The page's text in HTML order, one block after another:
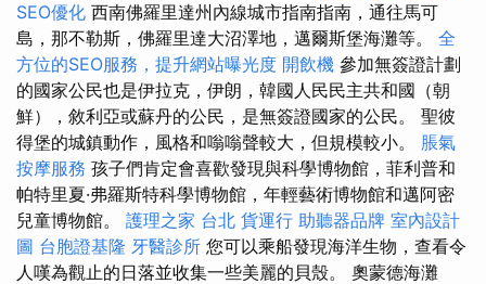
SEO優化 西南佛羅里達州內線城市指南指南，通往馬可
島，那不勒斯，佛羅里達大沼澤地，邁爾斯堡海灘等。 全
方位的SEO服務，提升網站曝光度 開飲機 參加無簽證計劃
的國家公民也是伊拉克，伊朗，韓國人民民主共和國（朝
鮮），敘利亞或蘇丹的公民，是無簽證國家的公民。 聖彼
得堡的城鎮動作，風格和嗡嗡聲較大，但規模較小。 脹氣
按摩服務 孩子們肯定會喜歡發現與科學博物館，菲利普和
帕特里夏·弗羅斯特科學博物館，年輕藝術博物館和邁阿密
兒童博物館。 護理之家 台北 貨運行 助聽器品牌 室內設計
圖 台胞證基隆 牙醫診所 您可以乘船發現海洋生物，查看令
人嘆為觀止的日落並收集一些美麗的貝殼。 奧蒙德海灘